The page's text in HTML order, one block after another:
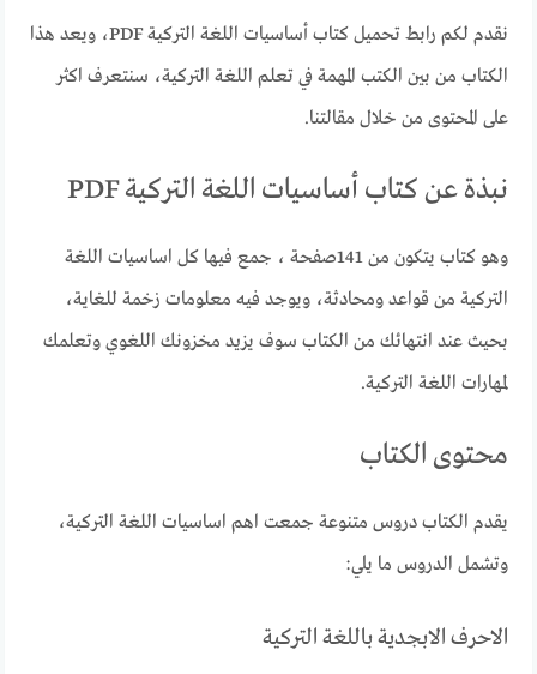
نقدم لكم رابط تحميل كتاب أساسيات اللغة التركية PDF، ويعد هذا
الكتاب من بين الكتب المهمة في تعلم اللغة التركية، سنتعرف اكثر
على المحتوى من خلال مقالتنا.
نبذة عن كتاب أساسيات اللغة التركية PDF
وهو كتاب يتكون من 141صفحة ، جمع فيها كل اساسيات اللغة
التركية من قواعد ومحادثة، ويوجد فيه معلومات زخمة للغاية،
بحيث عند انتهائك من الكتاب سوف يزيد مخزونك اللغوي وتعلمك
لمهارات اللغة التركية.
محتوى الكتاب
يقدم الكتاب دروس متنوعة جمعت اهم اساسيات اللغة التركية،
وتشمل الدروس ما يلي:
الاحرف الابجدية باللغة التركية